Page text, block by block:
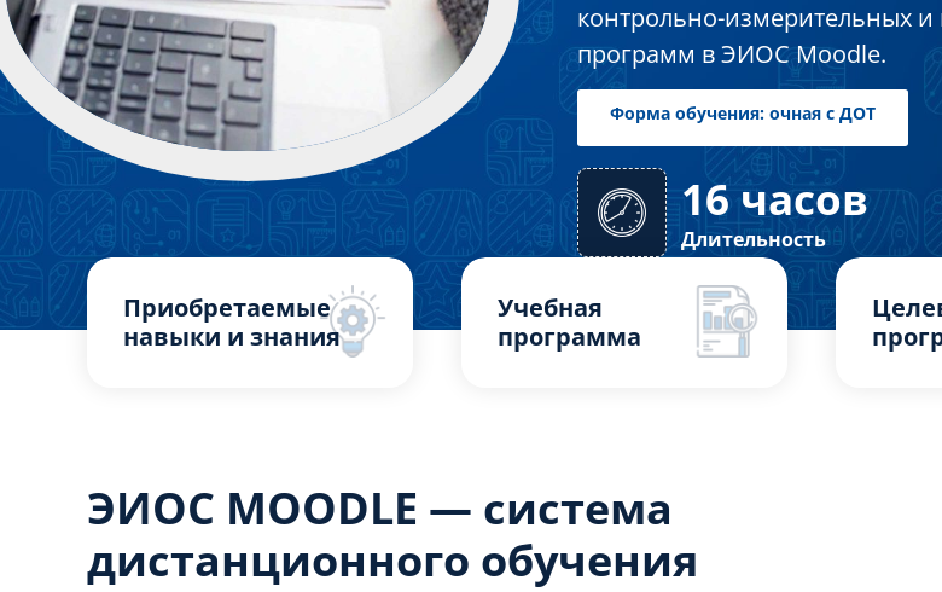
контрольно-измерительных
программ в ЭИОС Moodle.
Форма обучения: очная с
16 часов
Длительность
Приобретаемые
навыки и знания
Учебная
программа
ЭИОС MOODLE — система
дистанционного обучения